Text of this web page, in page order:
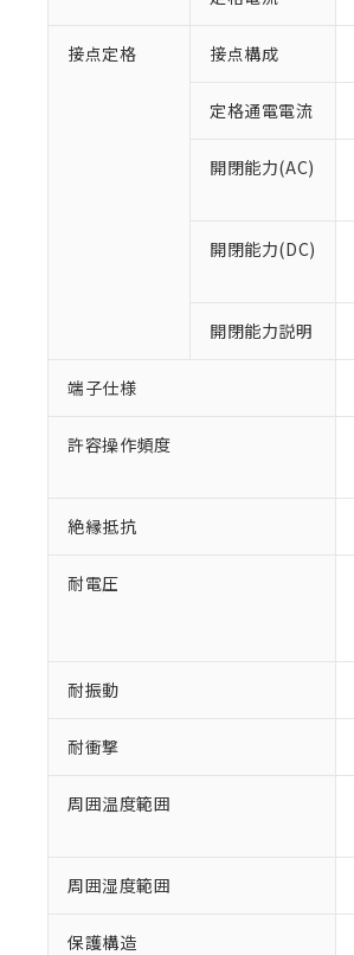
接点定格 接点構成
定格通電電流
開閉能力(AC)
開閉能力(DC)
開閉能力説明
端子仕様
許容操作頻度
絶縁抵抗
耐電圧
耐振動
耐衝撃
周囲温度範囲
周囲湿度範囲
保護構造